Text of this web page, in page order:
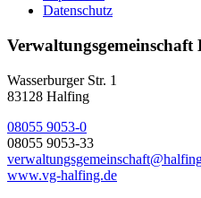
Datenschutz
Verwaltungsgemeinschaft
Wasserburger Str. 1
83128 Halfing
08055 9053-0
08055 9053-33
www.vg-halfing.de